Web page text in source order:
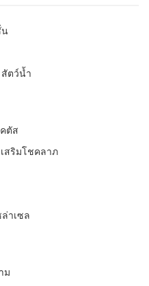
น
ตว์น้ำ
ตัส
สริมโชคลาภ
าเซล
ม